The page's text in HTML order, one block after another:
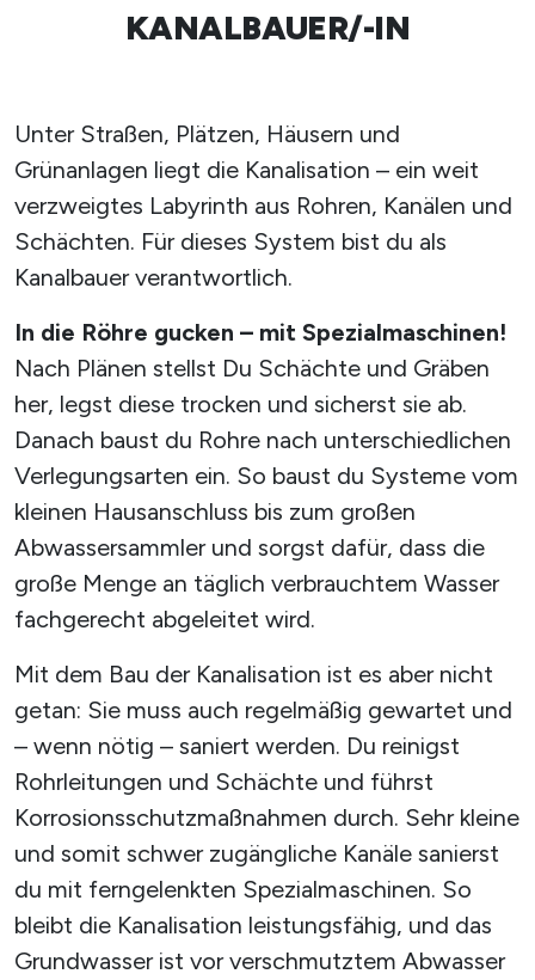
KANALBAUER/-IN
Unter Straßen, Plätzen, Häusern und
Grünanlagen liegt die Kanalisation – ein weit
verzweigtes Labyrinth aus Rohren, Kanälen und
Schächten. Für dieses System bist du als
Kanalbauer verantwortlich.
In die Röhre gucken – mit Spezialmaschinen!
Nach Plänen stellst Du Schächte und Gräben
her, legst diese trocken und sicherst sie ab.
Danach baust du Rohre nach unterschiedlichen
Verlegungsarten ein. So baust du Systeme vom
kleinen Hausanschluss bis zum großen
Abwassersammler und sorgst dafür, dass die
große Menge an täglich verbrauchtem Wasser
fachgerecht abgeleitet wird.
Mit dem Bau der Kanalisation ist es aber nicht
getan: Sie muss auch regelmäßig gewartet und
– wenn nötig – saniert werden. Du reinigst
Rohrleitungen und Schächte und führst
Korrosionsschutzmaßnahmen durch. Sehr kleine
und somit schwer zugängliche Kanäle sanierst
du mit ferngelenkten Spezialmaschinen. So
bleibt die Kanalisation leistungsfähig, und das
Grundwasser ist vor verschmutztem Abwasser